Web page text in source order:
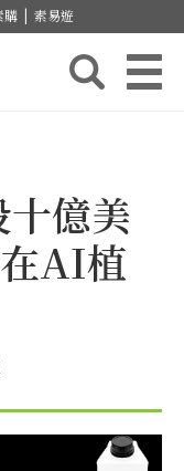
購 | 素易遊
億美
AI植